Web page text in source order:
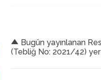
Bugün yayınlanan
(Tebliğ No: 2021/42) yer